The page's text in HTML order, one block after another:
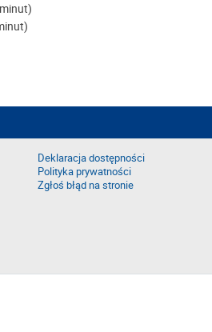
Deklaracja dostępności
Polityka prywatności
Zgłoś błąd na stronie